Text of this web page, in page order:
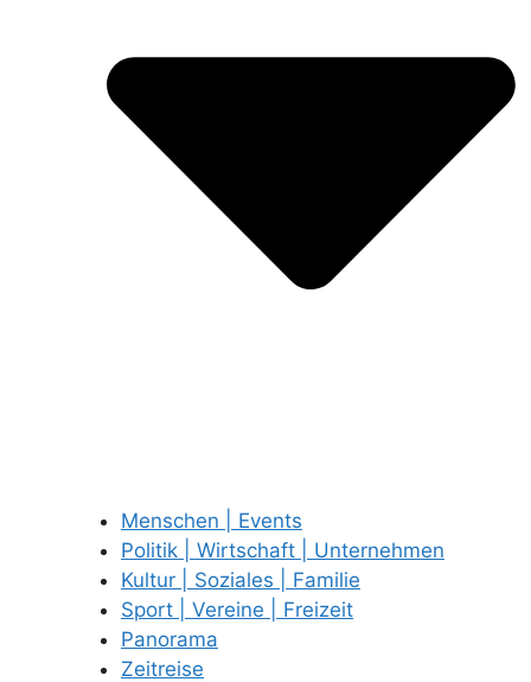
Menschen | Events
Politik | Wirtschaft | Unternehmen
Kultur | Soziales | Familie
Sport | Vereine | Freizeit
Panorama
Zeitreise